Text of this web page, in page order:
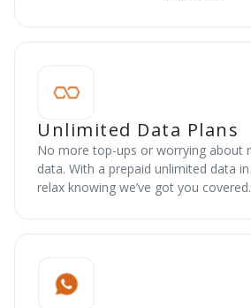
Unlimited Data Plans
No more top-ups or worrying about
data. With a prepaid unlimited data
relax knowing we’ve got you covered.